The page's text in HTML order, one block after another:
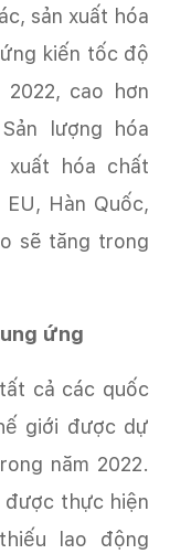
sản xuất hóa
kiến tốc độ
cao hơn
lượng hóa
hóa chất
Hàn Quốc,
sẽ tăng trong
ứng
cả các quốc
giới được dự
năm 2022.
được thực hiện
lao động